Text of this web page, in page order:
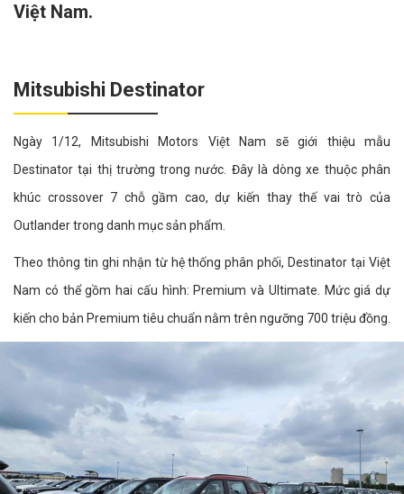
Việt Nam.
Mitsubishi Destinator
Ngày 1/12, Mitsubishi Motors Việt Nam sẽ giới thiệu mẫu
Destinator tại thị trường trong nước. Đây là dòng xe thuộc phân
khúc crossover 7 chỗ gầm cao, dự kiến thay thế vai trò của
Outlander trong danh mục sản phẩm.
Theo thông tin ghi nhận từ hệ thống phân phối, Destinator tại Việt
Nam có thể gồm hai cấu hình: Premium và Ultimate. Mức giá dự
kiến cho bản Premium tiêu chuẩn nằm trên ngưỡng 700 triệu đồng.